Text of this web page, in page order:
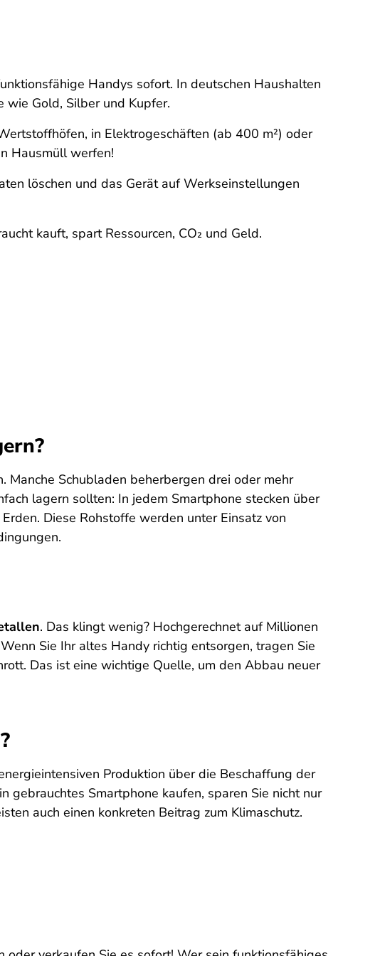
Handys sofort. In deutschen Haushalten
Gold, Silber und Kupfer.
in Elektrogeschäften (ab 400 m²) oder
Hausmüll werfen!
löschen und das Gerät auf Werkseinstellungen
kauft, spart Ressourcen, CO₂ und Geld.
Manche Schubladen beherbergen drei oder mehr
lagern sollten: In jedem Smartphone stecken über
Diese Rohstoffe werden unter Einsatz von
. Das klingt wenig? Hochgerechnet auf Millionen
Sie Ihr altes Handy richtig entsorgen, tragen Sie
Das ist eine wichtige Quelle, um den Abbau neuer
Produktion über die Beschaffung der
gebrauchtes Smartphone kaufen, sparen Sie nicht nur
auch einen konkreten Beitrag zum Klimaschutz.